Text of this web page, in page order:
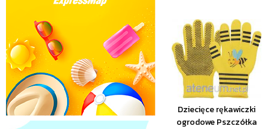
Dziecięce rękawiczki
ogrodowe Pszczółka